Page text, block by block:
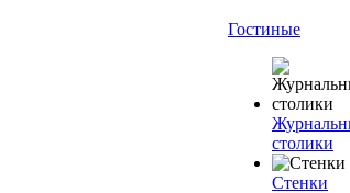
Гостиные
столики
Стенки